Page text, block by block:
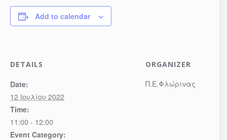
Add to calendar
DETAILS
Date:
12 Ιουλίου 2022
Time:
11:00 - 12:00
Event Category:
ORGANIZER
Π.Ε.Φλώρινας